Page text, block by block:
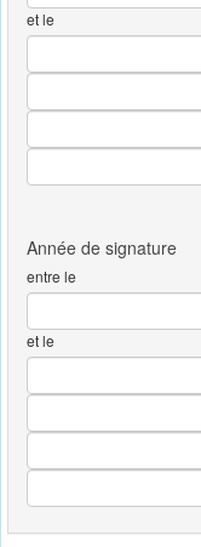
et le
entre le
et le